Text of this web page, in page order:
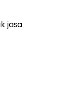
jasa